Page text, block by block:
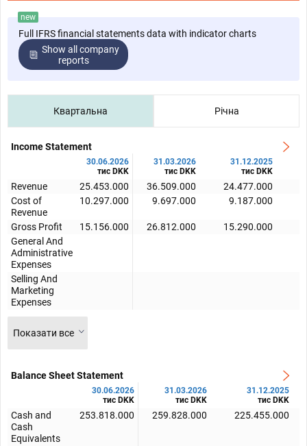
new
Full IFRS financial statements data with indicator charts
Show all company
reports
Квартальна Річна
Income Statement
30.06.2026
тис DKK
31.03.2026
тис DKK
31.12.2025
тис DKK
Revenue 25.453.000 36.509.000 24.477.000
Cost of
Revenue
10.297.000 9.697.000 9.187.000
Gross Profit 15.156.000 26.812.000 15.290.000
General And
Administrative
Expenses
Selling And
Marketing
Expenses
Показати все
Balance Sheet Statement
30.06.2026
тис DKK
31.03.2026
тис DKK
31.12.2025
тис DKK
Cash and
Cash
Equivalents
253.818.000 259.828.000 225.455.000